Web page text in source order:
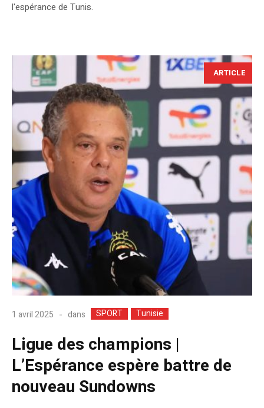
l'espérance de Tunis.
ARTICLE
1 avril 2025 dans SPORT Tunisie
Ligue des champions |
L’Espérance espère battre de
nouveau Sundowns